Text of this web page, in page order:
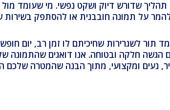
תהליך שדורש דיוק ושקט נפשי. מי שעומד
על תמונה חובבנית או להסתפק בשירות של
הגשה חלקה ובטוחה. אנו דואגים
נעים ומקצועי, מתוך הבנה שהמטרה שלכם